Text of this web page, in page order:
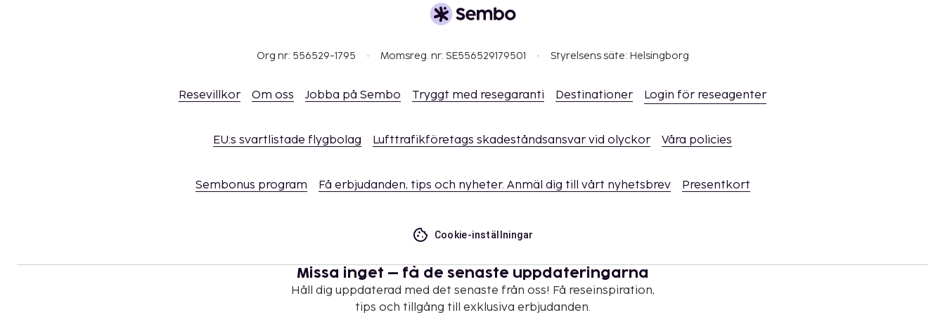
Org nr: 556529-1795 Momsreg. nr: SE556529179501 Styrelsens säte: Helsingborg
Resevillkor Om oss Jobba på Sembo Tryggt med resegaranti Destinationer Login för reseagenter
EU:s svartlistade flygbolag Lufttrafikföretags skadeståndsansvar vid olyckor Våra policies
Sembonus program Få erbjudanden, tips och nyheter. Anmäl dig till vårt nyhetsbrev Presentkort
Cookie-inställningar
Missa inget – få de senaste uppdateringarna
Håll dig uppdaterad med det senaste från oss! Få reseinspiration,
tips och tillgång till exklusiva erbjudanden.